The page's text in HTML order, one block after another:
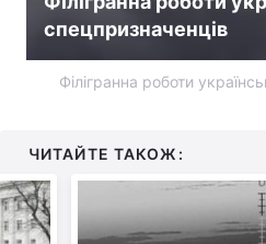
спецпризначенців
Філігранна роботи
ЧИТАЙТЕ ТАКОЖ: